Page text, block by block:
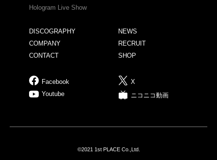
Hologram Live Show
DISCOGRAPHY
NEWS
COMPANY
RECRUIT
CONTACT
SHOP
Facebook
X
Youtube
ニコニコ動画
©2021 1st PLACE Co.,Ltd.